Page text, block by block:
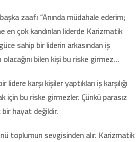
zaafı “Anında müdahale ederim;
en çok kandırılan liderde Karizmatik
sahip bir liderin arkasından iş
bilen kişi bu riske girmez…
karşı kişiler yaptıkları iş karşılığı
için bu riske girmezler. Çünkü parasız
hayat değildir.
toplumun sevgisinden alır. Karizmatik